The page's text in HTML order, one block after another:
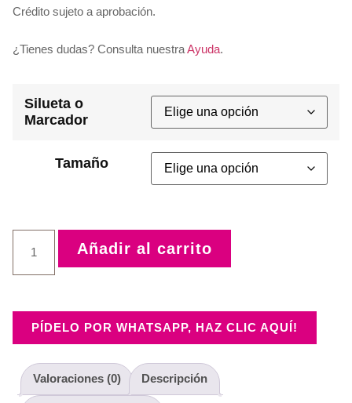
Crédito sujeto a aprobación.
¿Tienes dudas? Consulta nuestraAyuda.
Silueta o
Marcador
Tamaño
Añadir al carrito
PÍDELO POR WHATSAPP, HAZ CLIC AQUÍ!
Valoraciones (0) Descripción